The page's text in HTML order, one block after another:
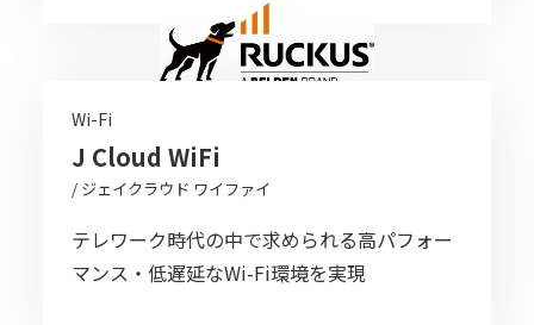
Wi-Fi
J Cloud WiFi
/ ジェイクラウド ワイファイ
テレワーク時代の中で求められる高パフォー
マンス・低遅延なWi-Fi環境を実現